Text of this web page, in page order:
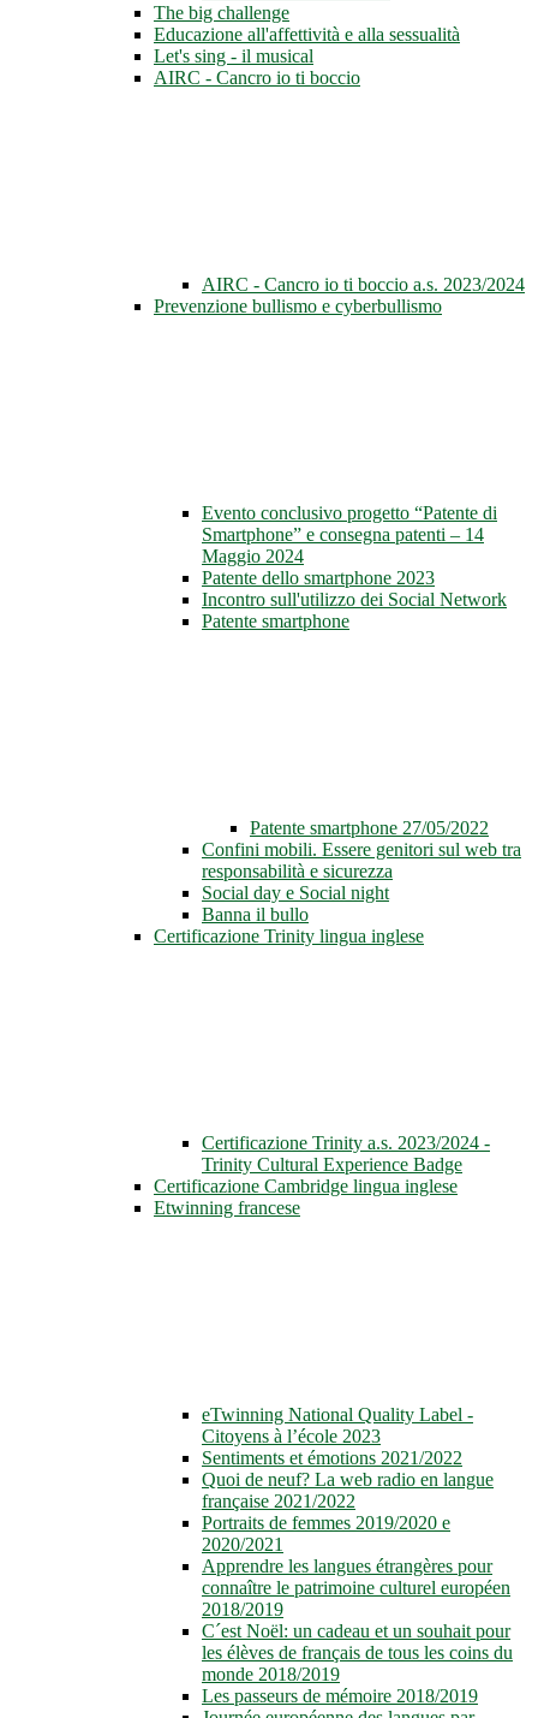
The big challenge
Educazione all'affettività e alla sessualità
Let's sing - il musical
AIRC - Cancro io ti boccio
AIRC - Cancro io ti boccio a.s. 2023/2024
Prevenzione bullismo e cyberbullismo
Evento conclusivo progetto “Patente di
Smartphone” e consegna patenti – 14
Maggio 2024
Patente dello smartphone 2023
Incontro sull'utilizzo dei Social Network
Patente smartphone
Patente smartphone 27/05/2022
Confini mobili. Essere genitori sul web tra
responsabilità e sicurezza
Social day e Social night
Banna il bullo
Certificazione Trinity lingua inglese
Certificazione Trinity a.s. 2023/2024 -
Trinity Cultural Experience Badge
Certificazione Cambridge lingua inglese
Etwinning francese
eTwinning National Quality Label -
Citoyens à l’école 2023
Sentiments et émotions 2021/2022
Quoi de neuf? La web radio en langue
française 2021/2022
Portraits de femmes 2019/2020 e
2020/2021
Apprendre les langues étrangères pour
connaître le patrimoine culturel européen
2018/2019
C´est Noël: un cadeau et un souhait pour
les élèves de français de tous les coins du
monde 2018/2019
Les passeurs de mémoire 2018/2019